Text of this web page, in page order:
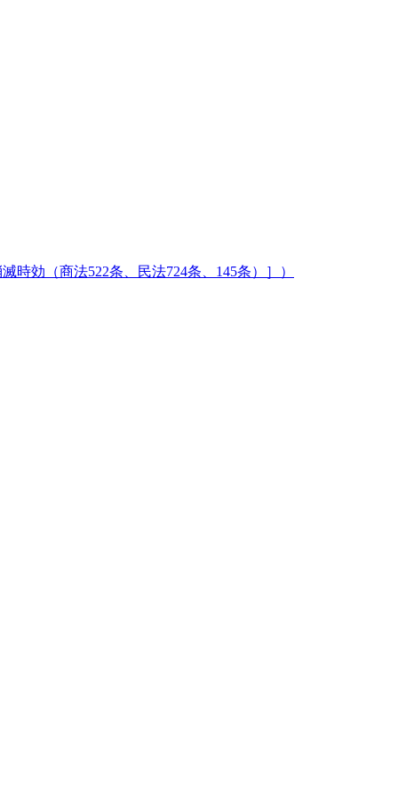
効（商法522条、民法724条、145条）］）